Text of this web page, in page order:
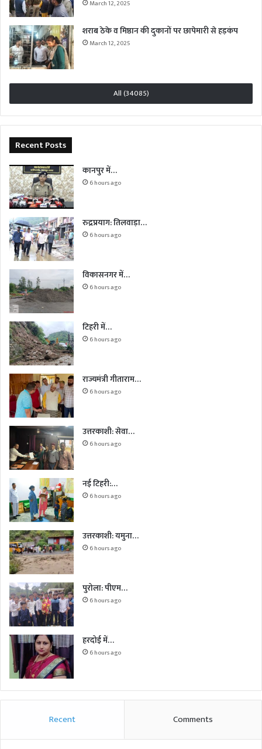
March 12, 2025
शराब ठेके व मिष्ठान की दुकानों पर छापेमारी से हड़कंप
March 12, 2025
All (34085)
Recent Posts
कानपुर में…
6 hours ago
रुद्रप्रयाग: तिलवाड़ा…
6 hours ago
विकासनगर में…
6 hours ago
टिहरी में…
6 hours ago
राज्यमंत्री गीताराम…
6 hours ago
उत्तरकाशी: सेवा…
6 hours ago
नई टिहरी:…
6 hours ago
उत्तरकाशी: यमुना…
6 hours ago
पुरोला: पीएम…
6 hours ago
हरदोई में…
6 hours ago
Recent Comments